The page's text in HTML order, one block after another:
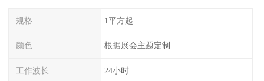
规格 1平方起
颜色 根据展会主题定制
工作波长 24小时